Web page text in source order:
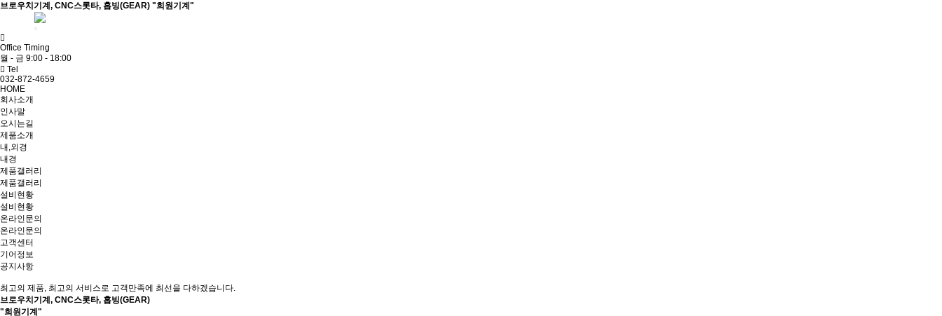
브로우치기계, CNC스롯타, 홉빙(GEAR) "희원기계"
Office Timing
월 - 금 9:00 - 18:00
Tel
032-872-4659
HOME
회사소개
인사말
오시는길
제품소개
내,외경
내경
제품갤러리
제품갤러리
설비현황
설비현황
온라인문의
온라인문의
고객센터
기어정보
공지사항
최고의 제품, 최고의 서비스로 고객만족에 최선을 다하겠습니다.
브로우치기계, CNC스롯타, 홉빙(GEAR)
"희원기계"